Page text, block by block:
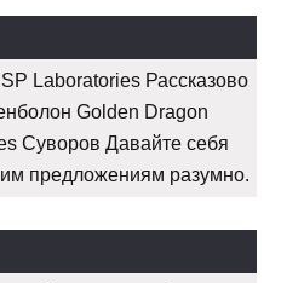
Laboratories Рассказово
Golden Dragon
Суворов Давайте себя
предложениям разумно.